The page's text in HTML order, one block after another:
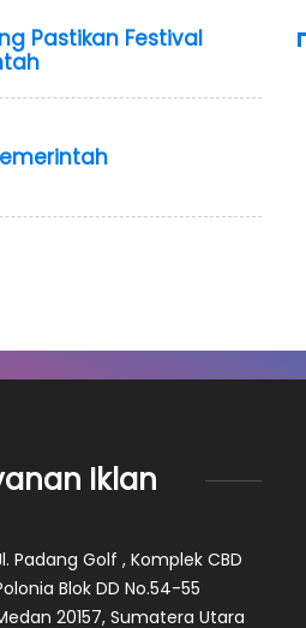
Pastikan Festival
Iklan
Padang Golf , Komplek CBD
Blok DD No.54-55
20157, Sumatera Utara